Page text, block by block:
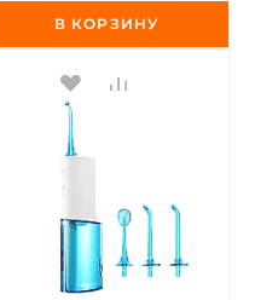
В КОРЗИНУ